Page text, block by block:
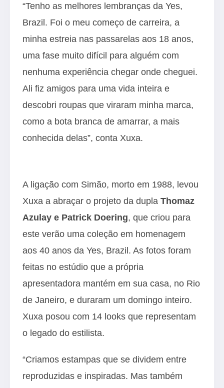
“Tenho as melhores lembranças da Yes,
Brazil. Foi o meu começo de carreira, a
minha estreia nas passarelas aos 18 anos,
uma fase muito difícil para alguém com
nenhuma experiência chegar onde cheguei.
Ali fiz amigos para uma vida inteira e
descobri roupas que viraram minha marca,
como a bota branca de amarrar, a mais
conhecida delas”, conta Xuxa.
A ligação com Simão, morto em 1988, levou
Xuxa a abraçar o projeto da dupla Thomaz
Azulay e Patrick Doering, que criou para
este verão uma coleção em homenagem
aos 40 anos da Yes, Brazil. As fotos foram
feitas no estúdio que a própria
apresentadora mantém em sua casa, no Rio
de Janeiro, e duraram um domingo inteiro.
Xuxa posou com 14 looks que representam
o legado do estilista.
“Criamos estampas que se dividem entre
reproduzidas e inspiradas. Mas também